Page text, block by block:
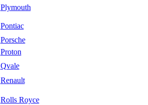
Plymouth
Pontiac
Porsche
Proton
Qvale
Renault
Rolls Royce